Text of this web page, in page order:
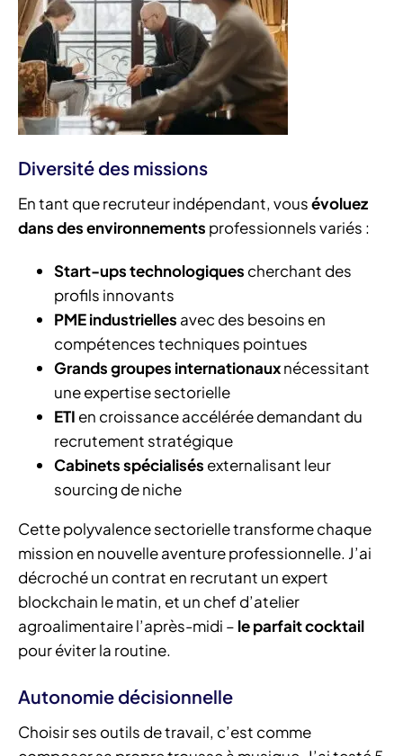
Diversité des missions
En tant que recruteur indépendant, vousévoluez
dans des environnements professionnels variés :
Start-ups technologiques cherchant des
profils innovants
PME industrielles avec des besoins en
compétences techniques pointues
Grands groupes internationauxnécessitant
une expertise sectorielle
ETI en croissance accélérée demandant du
recrutement stratégique
Cabinets spécialisés externalisant leur
sourcing de niche
Cette polyvalence sectorielle transforme chaque
mission en nouvelle aventure professionnelle. J’ai
décroché un contrat en recrutant un expert
blockchain le matin, et un chef d’atelier
agroalimentaire l’après-midi – le parfait cocktail
pour éviter la routine.
Autonomie décisionnelle
Choisir ses outils de travail, c’est comme